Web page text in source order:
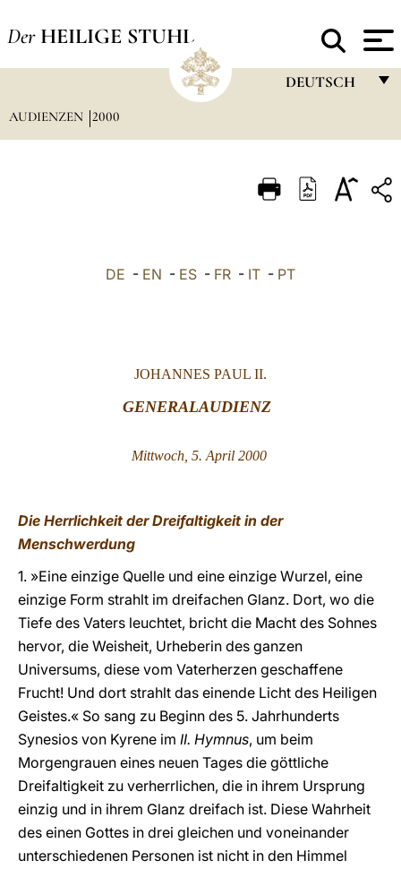
Der HEILIGE STUHL
DEUTSCH
ITALIANO
AUDIENZEN 2000
DE - EN - ES - FR - IT - PT
JOHANNES PAUL II.
GENERALAUDIENZ
Mittwoch, 5. April 2000
Die Herrlichkeit der Dreifaltigkeit in der
Menschwerdung
1. »Eine einzige Quelle und eine einzige Wurzel, eine
einzige Form strahlt im dreifachen Glanz. Dort, wo die
Tiefe des Vaters leuchtet, bricht die Macht des Sohnes
hervor, die Weisheit, Urheberin des ganzen
Universums, diese vom Vaterherzen geschaffene
Frucht! Und dort strahlt das einende Licht des Heiligen
Geistes.« So sang zu Beginn des 5. Jahrhunderts
Synesios von Kyrene im II. Hymnus, um beim
Morgengrauen eines neuen Tages die göttliche
Dreifaltigkeit zu verherrlichen, die in ihrem Ursprung
einzig und in ihrem Glanz dreifach ist. Diese Wahrheit
des einen Gottes in drei gleichen und voneinander
unterschiedenen Personen ist nicht in den Himmel